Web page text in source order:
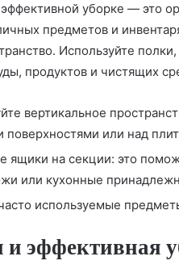
уборке — это
предметов и
Используйте
продуктов и чистящих
вертикальное
поверхностями или над
ящики на секции: это
или кухонные
используемые
эффективная